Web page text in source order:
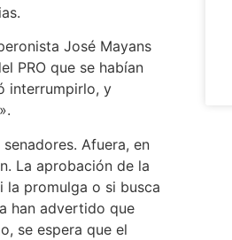
José Mayans
PRO que se habían
interrumpirlo, y
Afuera, en
La aprobación de la
la promulga o si busca
han advertido que
se espera que el